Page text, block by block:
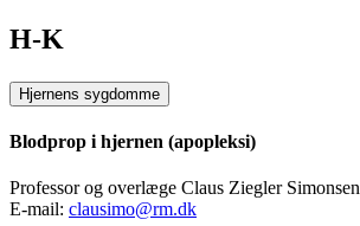
H-K
Hjernens sygdomme
Blodprop i hjernen (apopleksi)
Professor og overlæge Claus Ziegler Simonsen
E-mail: clausimo@rm.dk